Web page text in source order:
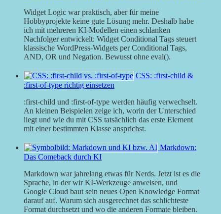
Widget Logic war praktisch, aber für meine
Hobbyprojekte keine gute Lösung mehr. Deshalb habe
ich mit mehreren KI-Modellen einen schlanken
Nachfolger entwickelt: Widget Conditional Tags steuert
klassische WordPress-Widgets per Conditional Tags,
AND, OR und Negation. Bewusst ohne eval().
CSS: :first-child &
:first-of-type richtig einsetzen
:first-child und :first-of-type werden häufig verwechselt.
An kleinen Beispielen zeige ich, worin der Unterschied
liegt und wie du mit CSS tatsächlich das erste Element
mit einer bestimmten Klasse ansprichst.
Markdown:
Das Comeback durch KI
Markdown war jahrelang etwas für Nerds. Jetzt ist es die
Sprache, in der wir KI-Werkzeuge anweisen, und
Google Cloud baut sein neues Open Knowledge Format
darauf auf. Warum sich ausgerechnet das schlichteste
Format durchsetzt und wo die anderen Formate bleiben.